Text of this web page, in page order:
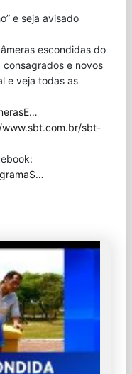
e seja avisado
escondidas do
consagrados e novos
e veja todas as
…
sbt-
…